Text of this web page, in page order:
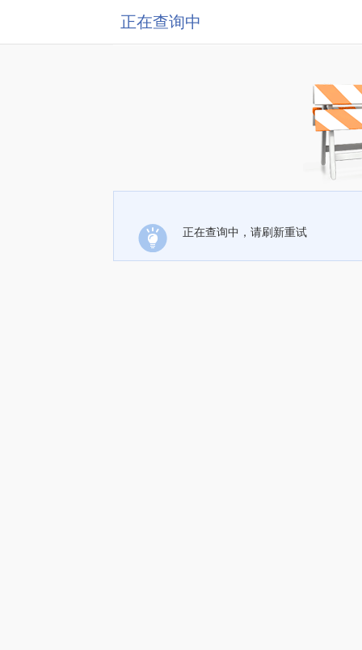
正在查询中
正在查询中，请刷新重试